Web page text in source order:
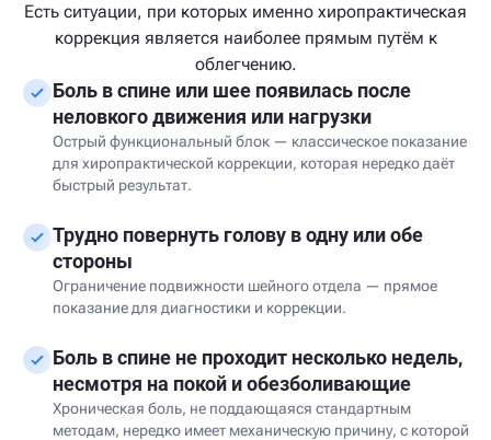
Есть ситуации, при которых именно хиропрактическая
коррекция является наиболее прямым путём к
облегчению.
Боль в спине или шее появилась после
неловкого движения или нагрузки
Острый функциональный блок — классическое показание
для хиропрактической коррекции, которая нередко даёт
быстрый результат.
Трудно повернуть голову в одну или обе
стороны
Ограничение подвижности шейного отдела — прямое
показание для диагностики и коррекции.
Боль в спине не проходит несколько недель,
несмотря на покой и обезболивающие
Хроническая боль, не поддающаяся стандартным
методам, нередко имеет механическую причину, с которой